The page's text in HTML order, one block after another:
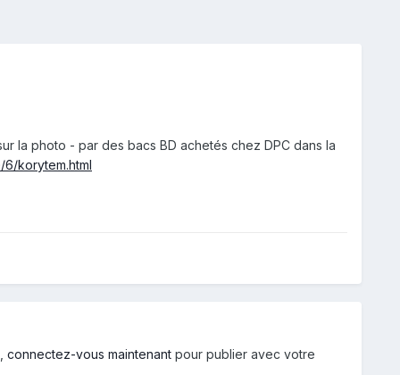
la photo - par des bacs BD achetés chez DPC dans la
korytem.html
connectez-vous maintenant pour publier avec votre